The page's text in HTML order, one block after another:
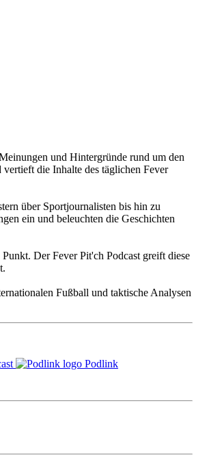
und Hintergründe rund um den
die Inhalte des täglichen Fever
über Sportjournalisten bis hin zu
ein und beleuchten die Geschichten
Der Fever Pit'ch Podcast greift diese
Fußball und taktische Analysen
Podlink